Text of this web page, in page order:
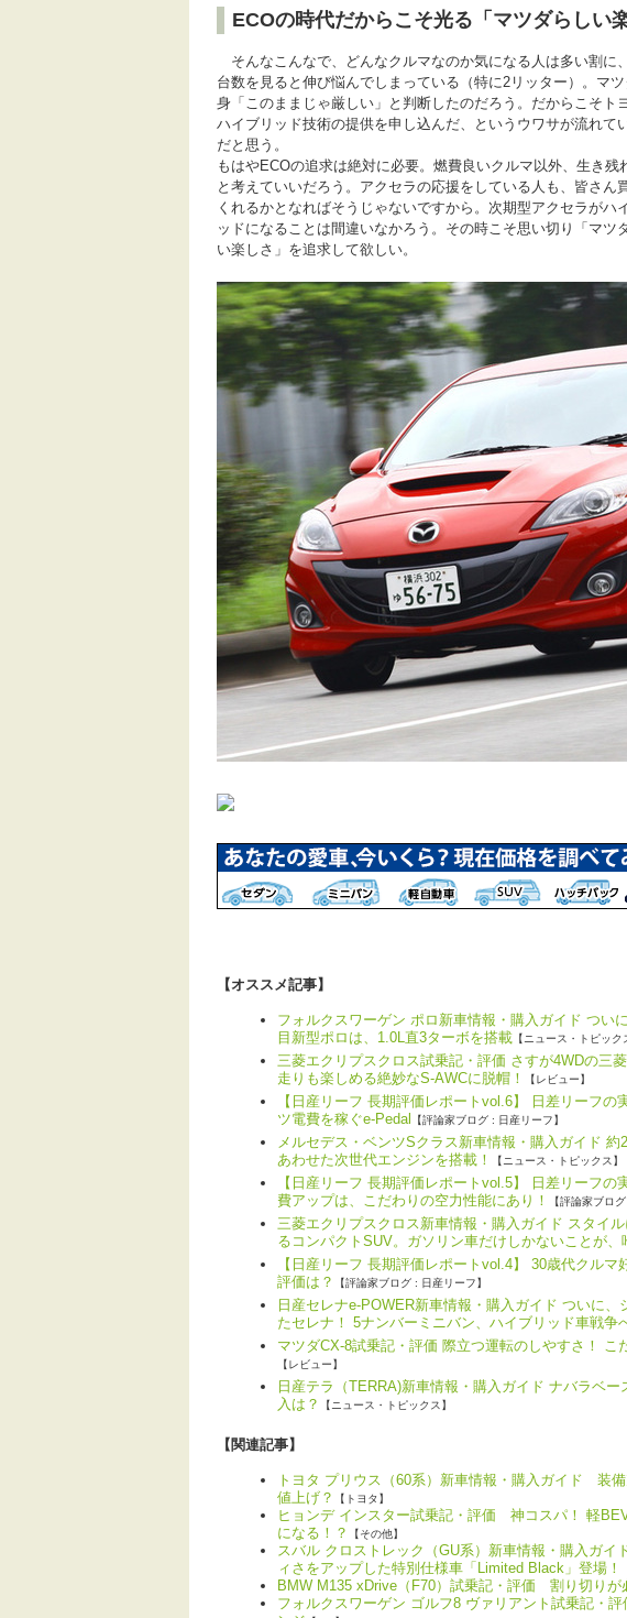
ECOの時代だからこそ光る「マツダらしい楽
そんなこんなで、どんなクルマなのか気になる人は多い割に
台数を見ると伸び悩んでしまっている（特に2リッター）。マツ
身「このままじゃ厳しい」と判断したのだろう。だからこそト
ハイブリッド技術の提供を申し込んだ、というウワサが流れて
だと思う。
もはやECOの追求は絶対に必要。燃費良いクルマ以外、生き残
と考えていいだろう。アクセラの応援をしている人も、皆さん
くれるかとなればそうじゃないですから。次期型アクセラがハ
ッドになることは間違いなかろう。その時こそ思い切り「マツ
い楽しさ」を追求して欲しい。
【オススメ記事】
フォルクスワーゲン ポロ新車情報・購入ガイド つい
目新型ポロは、1.0L直3ターボを搭載 【ニュース・トピック
三菱エクリプスクロス試乗記・評価 さすが4WDの三
走りも楽しめる絶妙なS-AWCに脱帽！
【レビュー】
【日産リーフ 長期評価レポートvol.6】 日差リーフ
ツ電費を稼ぐe-Pedal
【評論家ブログ : 日産リーフ】
メルセデス・ベンツSクラス新車情報・購入ガイド
あわせた次世代エンジンを搭載！
【ニュース・トピックス】
【日産リーフ 長期評価レポートvol.5】 日差リーフ
費アップは、こだわりの空力性能にあり！
【評論家ブロ
三菱エクリプスクロス新車情報・購入ガイド スタイ
るコンパクトSUV。ガソリン車だけしかないことが、
【日産リーフ 長期評価レポートvol.4】 30歳代クル
評価は？
【評論家ブログ : 日産リーフ】
日産セレナe-POWER新車情報・購入ガイド ついに
たセレナ！ 5ナンバーミニバン、ハイブリッド車戦争
マツダCX-8試乗記・評価 際立つ運転のしやすさ！ こ
【レビュー】
日産テラ（TERRA)新車情報・購入ガイド ナバラベ
入は？
【ニュース・トピックス】
【関連記事】
トヨタ プリウス（60系）新車情報・購入ガイド 装
値上げ？
【トヨタ】
ヒョンデ インスター試乗記・評価 神コスパ！ 軽
になる！？
【その他】
スバル クロストレック（GU系）新車情報・購入ガ
ィさをアップした特別仕様車「Limited Black」登場！
BMW M135 xDrive（F70）試乗記・評価 割り切りが
フォルクスワーゲン ゴルフ8 ヴァリアント試乗記・